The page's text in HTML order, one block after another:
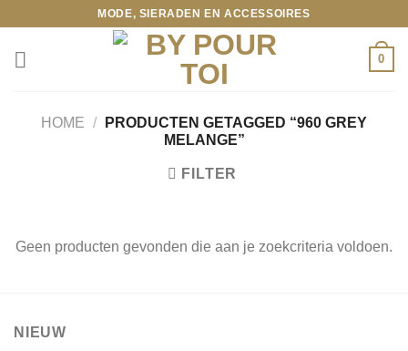
inhoud
MODE, SIERADEN EN ACCESSOIRES
0
HOME /
PRODUCTEN GETAGGED “960 GREY
MELANGE”
FILTER
Geen producten gevonden die aan je zoekcriteria voldoen.
NIEUW